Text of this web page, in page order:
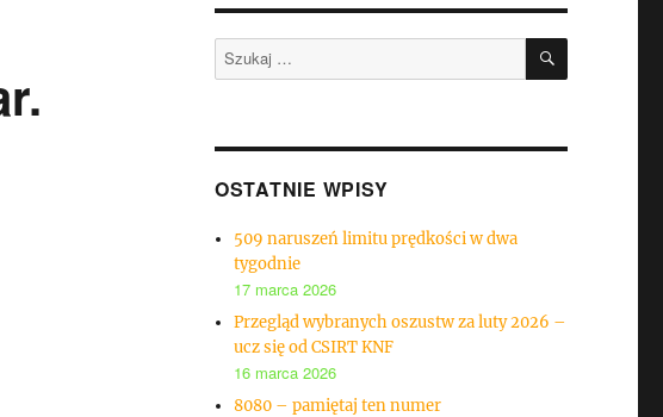
Szukaj: SZUKAJ
OSTATNIE WPISY
509 naruszeń limitu prędkości w dwa
tygodnie
17 marca 2026
Przegląd wybranych oszustw za luty 2026 –
ucz się od CSIRT KNF
16 marca 2026
8080 – pamiętaj ten numer